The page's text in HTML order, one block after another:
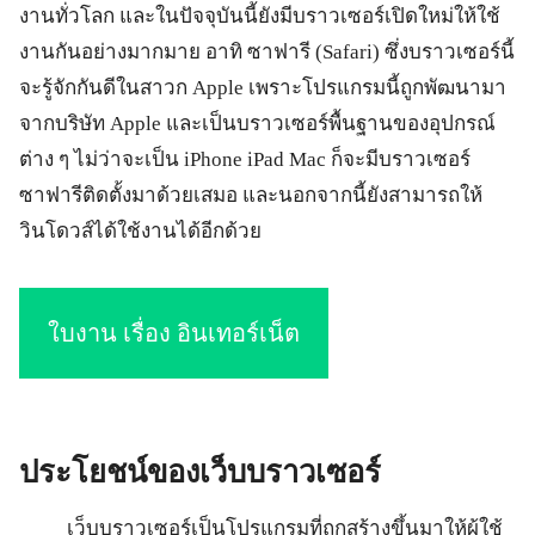
งานทั่วโลก และในปัจจุบันนี้ยังมีบราวเซอร์เปิดใหม่ให้ใช้
งานกันอย่างมากมาย อาทิ ซาฟารี (Safari) ซึ่งบราวเซอร์นี้
จะรู้จักกันดีในสาวก Apple เพราะโปรแกรมนี้ถูกพัฒนามา
จากบริษัท Apple และเป็นบราวเซอร์พื้นฐานของอุปกรณ์
ต่าง ๆ ไม่ว่าจะเป็น iPhone iPad Mac ก็จะมีบราวเซอร์
ซาฟารีติดตั้งมาด้วยเสมอ และนอกจากนี้ยังสามารถให้
วินโดวส์ได้ใช้งานได้อีกด้วย
ใบงาน เรื่อง อินเทอร์เน็ต
ประโยชน์ของเว็บบราวเซอร์
เว็บบราวเซอร์เป็นโปรแกรมที่ถูกสร้างขึ้นมาให้ผู้ใช้